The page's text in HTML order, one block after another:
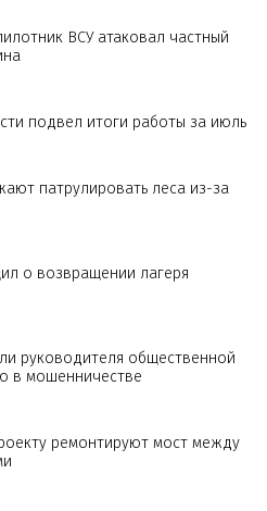
ВСУ атаковал частный
подвел итоги работы за июль
патрулировать леса из-за
о возвращении лагеря
руководителя общественной
в мошенничестве
ремонтируют мост между